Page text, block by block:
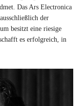
Das Ars Electronica
der
besitzt eine riesige
es erfolgreich, in